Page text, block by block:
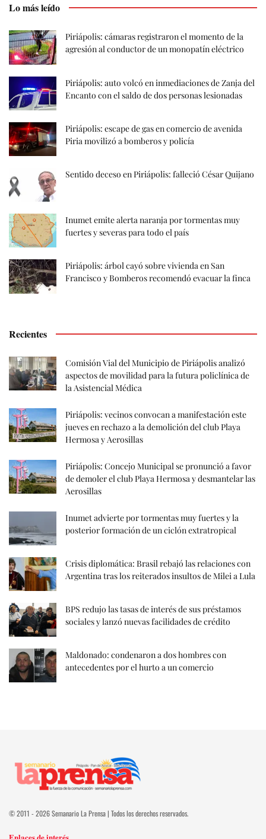
Lo más leído
Piriápolis: cámaras registraron el momento de la
agresión al conductor de un monopatín eléctrico
Piriápolis: auto volcó en inmediaciones de Zanja del
Encanto con el saldo de dos personas lesionadas
Piriápolis: escape de gas en comercio de avenida
Piria movilizó a bomberos y policía
Sentido deceso en Piriápolis: falleció César Quijano
Inumet emite alerta naranja por tormentas muy
fuertes y severas para todo el país
Piriápolis: árbol cayó sobre vivienda en San
Francisco y Bomberos recomendó evacuar la finca
Recientes
Comisión Vial del Municipio de Piriápolis analizó
aspectos de movilidad para la futura policlínica de
la Asistencial Médica
Piriápolis: vecinos convocan a manifestación este
jueves en rechazo a la demolición del club Playa
Hermosa y Aerosillas
Piriápolis: Concejo Municipal se pronunció a favor
de demoler el club Playa Hermosa y desmantelar las
Aerosillas
Inumet advierte por tormentas muy fuertes y la
posterior formación de un ciclón extratropical
Crisis diplomática: Brasil rebajó las relaciones con
Argentina tras los reiterados insultos de Milei a Lula
BPS redujo las tasas de interés de sus préstamos
sociales y lanzó nuevas facilidades de crédito
Maldonado: condenaron a dos hombres con
antecedentes por el hurto a un comercio
© 2011 - 2026 Semanario La Prensa | Todos los derechos reservados.